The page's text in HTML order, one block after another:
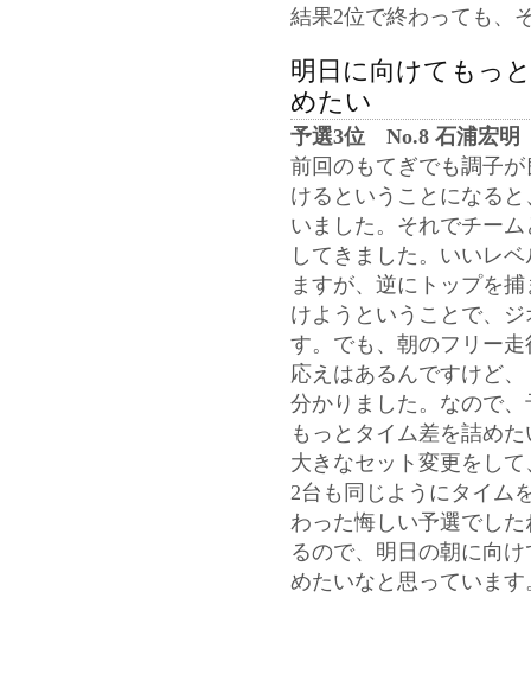
結果2位で終わっても、
明日に向けてもっ
めたい
予選3位 No.8 石浦宏明
前回のもてぎでも調子
けるということになる
いました。それでチー
してきました。いいレ
ますが、逆にトップを
けようということで、
す。でも、朝のフリー
応えはあるんですけど
分かりました。なので
もっとタイム差を詰め
大きなセット変更をし
2台も同じようにタイム
わった悔しい予選でし
るので、明日の朝に向
めたいなと思っています